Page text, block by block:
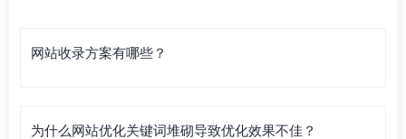
网站收录方案有哪些？
为什么网站优化关键词堆砌导致优化效果不佳？